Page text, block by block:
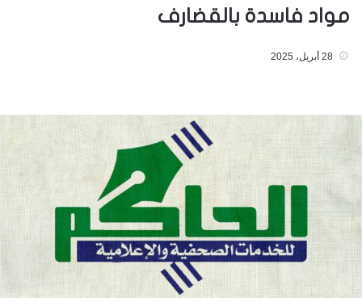
مواد فاسدة بالقضارف
28 أبريل، 2025